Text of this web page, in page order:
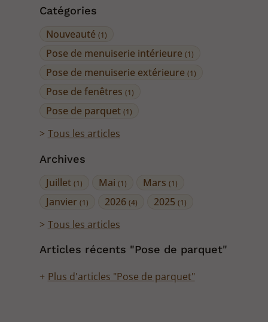
Catégories
Nouveauté (1)
Pose de menuiserie intérieure (1)
Pose de menuiserie extérieure (1)
Pose de fenêtres (1)
Pose de parquet (1)
Tous les articles
Archives
Juillet (1) Mai(1) Mars(1)
Janvier (1) 2026(4) 2025(1)
Tous les articles
Articles récents "Pose de parquet"
Plus d'articles "Pose de parquet"